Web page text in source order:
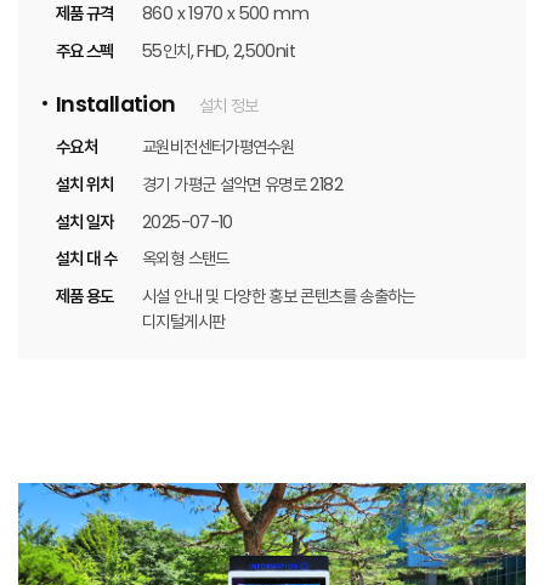
제품 규격
860 x 1970 x 500 mm
주요 스펙
55인치, FHD, 2,500nit
Installation
설치 정보
수요처
교원비전센터가평연수원
설치 위치
경기 가평군 설악면 유명로 2182
설치 일자
2025-07-10
설치 대 수
옥외형 스탠드
제품 용도
시설 안내 및 다양한 홍보 콘텐츠를 송출하는
디지털게시판